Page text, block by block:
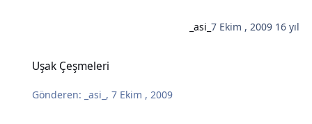
_asi_ 7 Ekim , 2009 16 yıl
Uşak Çeşmeleri
Gönderen: _asi_ ,7 Ekim , 2009